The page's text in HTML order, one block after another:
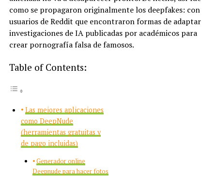
como se propagaron originalmente los deepfakes: con
usuarios de Reddit que encontraron formas de adaptar
investigaciones de IA publicadas por académicos para
crear pornografía falsa de famosos.
Table of Contents:
Las mejores aplicaciones
como DeepNude
(herramientas gratuitas y
de pago incluidas)
Generador online
Deepnude para hacer fotos